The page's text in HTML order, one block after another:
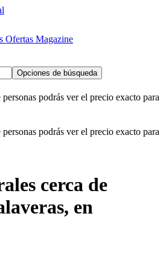
Ofertas Magazine
Opciones de búsqueda
podrás ver el precio exacto para
podrás ver el precio exacto para
cerca de
en